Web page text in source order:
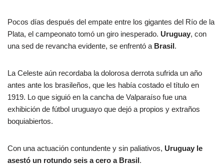
Pocos días después del empate entre los gigantes del Río de la
Plata, el campeonato tomó un giro inesperado. Uruguay, con
una sed de revancha evidente, se enfrentó a Brasil.
La Celeste aún recordaba la dolorosa derrota sufrida un año
antes ante los brasileños, que les había costado el título en
1919. Lo que siguió en la cancha de Valparaíso fue una
exhibición de fútbol uruguayo que dejó a propios y extraños
boquiabiertos.
Con una actuación contundente y sin paliativos, Uruguay le
asestó un rotundo seis a cero a Brasil.